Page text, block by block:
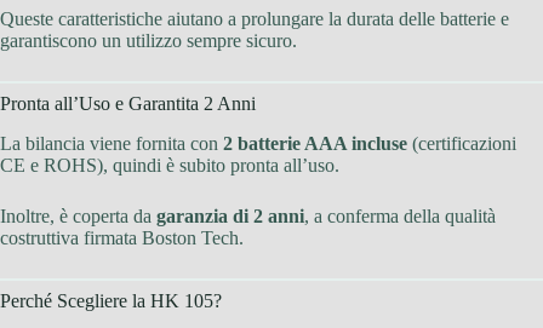
Queste caratteristiche aiutano a prolungare la durata delle batterie e
garantiscono un utilizzo sempre sicuro.
Pronta all’Uso e Garantita 2 Anni
La bilancia viene fornita con 2 batterie AAA incluse (certificazioni
CE e ROHS), quindi è subito pronta all’uso.
Inoltre, è coperta da garanzia di 2 anni, a conferma della qualità
costruttiva firmata Boston Tech.
Perché Scegliere la HK 105?